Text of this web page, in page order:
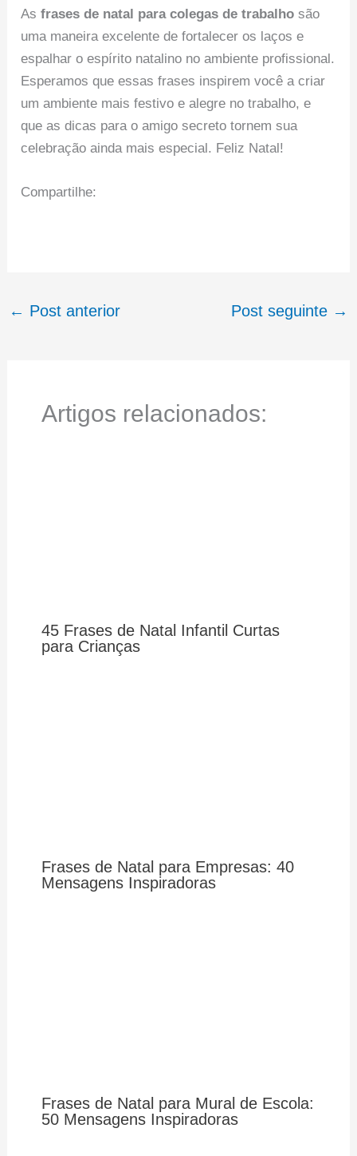
Asfrases de natal para colegas de trabalho são
uma maneira excelente de fortalecer os laços e
espalhar o espírito natalino no ambiente profissional.
Esperamos que essas frases inspirem você a criar
um ambiente mais festivo e alegre no trabalho, e
que as dicas para o amigo secreto tornem sua
celebração ainda mais especial. Feliz Natal!
Compartilhe:
← Post anterior Post seguinte →
Artigos relacionados:
45 Frases de Natal Infantil Curtas
para Crianças
Frases de Natal para Empresas: 40
Mensagens Inspiradoras
Frases de Natal para Mural de Escola:
50 Mensagens Inspiradoras